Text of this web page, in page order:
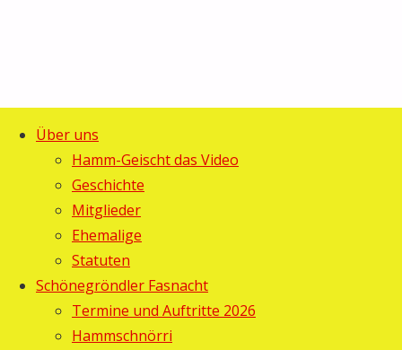
Über uns
Hamm-Geischt das Video
Geschichte
Mitglieder
Ehemalige
Statuten
Schönegröndler Fasnacht
Termine und Auftritte 2026
Hammschnörri
Start
Allgemein
Hammschnörri
2010 ist
geboren!
Hammschnörri
2010
ist
geboren!
Lömpe, Schönengrund